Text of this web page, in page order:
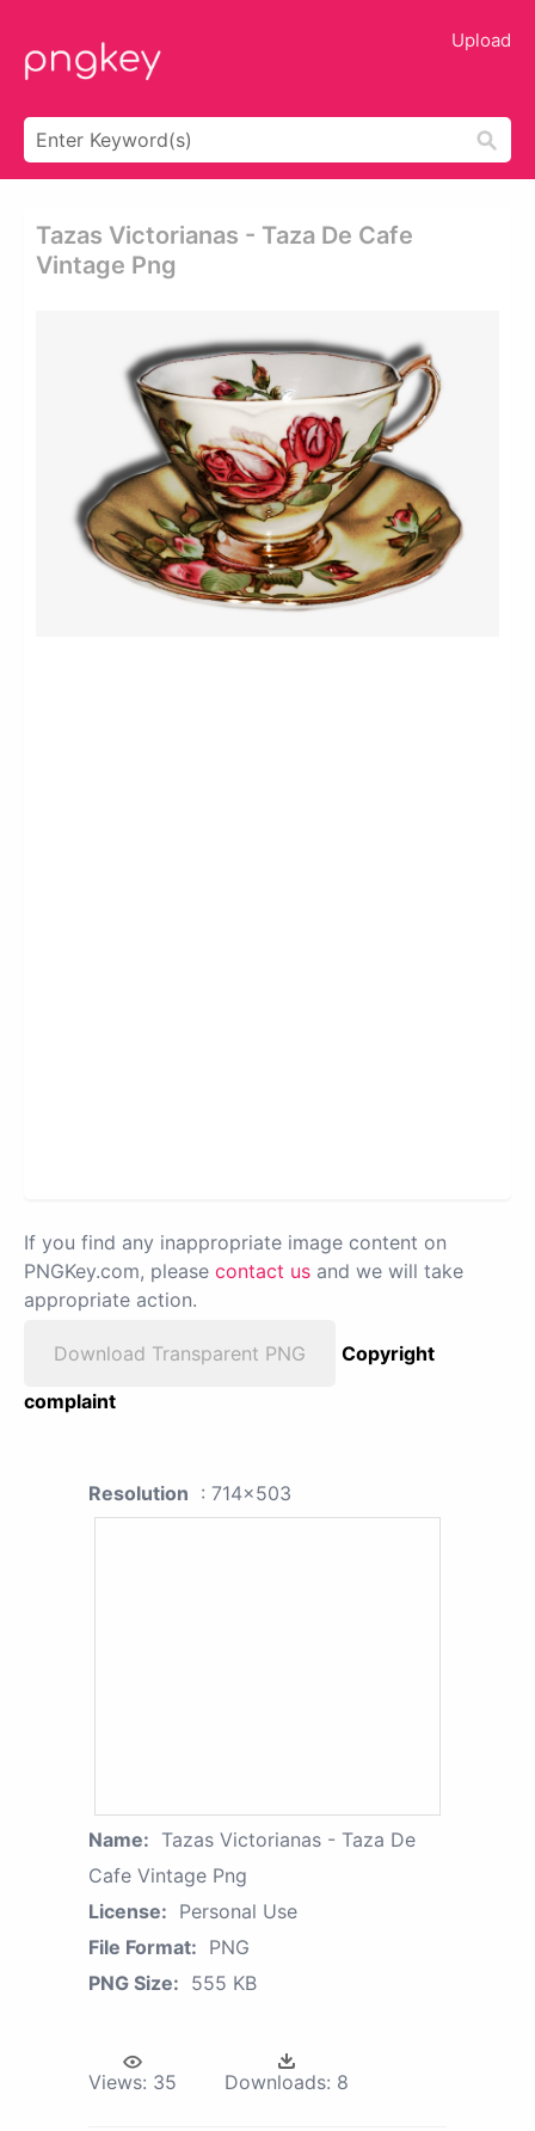
Upload
Tazas Victorianas - Taza De Cafe
Vintage Png
If you find any inappropriate image content on
PNGKey.com, please contact us and we will take
appropriate action.
Download Transparent PNG
Copyright
complaint
Resolution : 714x503
Name: Tazas Victorianas - Taza De
Cafe Vintage Png
License: Personal Use
File Format: PNG
PNG Size: 555 KB
Views: 35 Downloads: 8